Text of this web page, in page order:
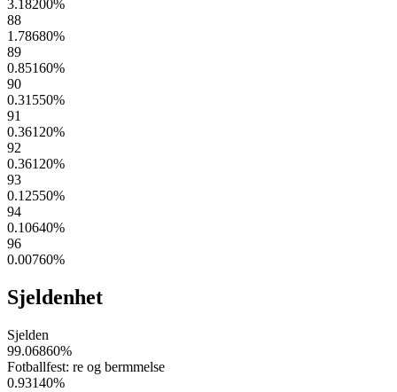
3.18200%
88
1.78680%
89
0.85160%
90
0.31550%
91
0.36120%
92
0.36120%
93
0.12550%
94
0.10640%
96
0.00760%
Sjeldenhet
Sjelden
99.06860%
Fotballfest: re og bermmelse
0.93140%